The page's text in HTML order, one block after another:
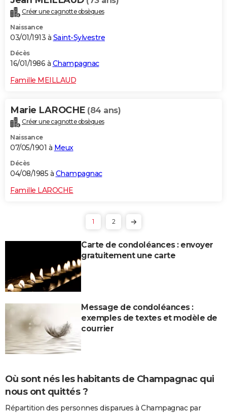
Créer une cagnotte obsèques
Naissance
03/01/1913 à Saint-Sylvestre
Décès
16/01/1986 à Champagnac
Famille MEILLAUD
Marie LAROCHE (84 ans)
Créer une cagnotte obsèques
Naissance
07/05/1901 à Meux
Décès
04/08/1985 à Champagnac
Famille LAROCHE
1 2
Carte de condoléances : envoyer
gratuitement une carte
Message de condoléances :
exemples de textes et modèle de
courrier
Où sont nés les habitants de Champagnac qui
nous ont quittés ?
Répartition des personnes disparues à Champagnac par